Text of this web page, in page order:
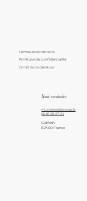
Politique de confidentialité
Termes et conditions
Conditions de retour
ml.creations@orange.fr
06-81-68-27-34
Golfech
82400 France
Nous contacter